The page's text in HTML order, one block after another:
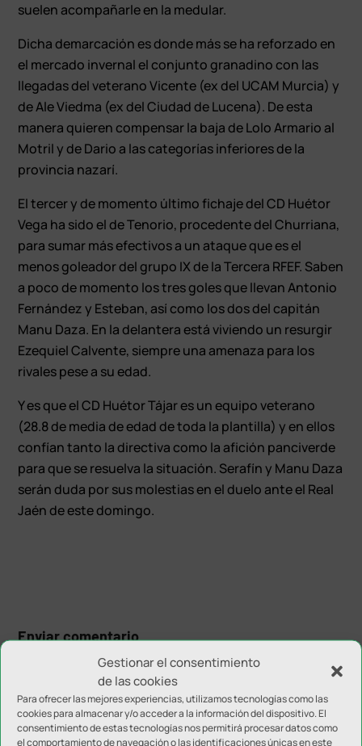
Gestionar el consentimiento
de las cookies
Para ofrecer las mejores experiencias, utilizamos tecnologías como las
cookies para almacenar y/o acceder a la información del dispositivo. El
consentimiento de estas tecnologías nos permitirá procesar datos como
el comportamiento de navegación o las identificaciones únicas en este
suelen acompañarle en la medular.
Dicha demarcación es donde más se ha reforzado en
el mercado invernal el conjunto granadino con las
llegadas del veterano Vicente (ex del UCAM Murcia) y
de Ale Viedma (ex del Ciudad de Lucena). De esta
manera quieren compensar la baja de Lolo Armario al
Motril y de Dario a las categorías inferiores de la
provincia nazarí.
El tercer y de momento último fichaje del CD Huétor
Vega ha sido el de Tenorio, procedente del Churriana,
para sumar más efectivos a un ataque que es el
menos goleador del grupo IX de la Tercera RFEF. Saben
a poco de momento los tres goles que llevan Antonio
Fernández y Esteban, así como los dos del capitán
Manu Daza. En la delantera está viviendo un resurgir
Ezequiel Calvente, siempre una amenaza para los
rivales pese a su edad.
Y es que el CD Huétor Tájar es un equipo veterano
(28.8 de media de edad de toda la plantilla) y en ellos
confían tanto la directiva como la afición panciverde
para que se resuelva la situación. Serafín y Manu Daza
serán duda por sus molestias en el duelo ante el Real
Jaén de este domingo.
Enviar comentario
Tu dirección de correo electrónico no será publicada.
campos obligatorios están marcados con